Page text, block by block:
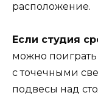
расположение.
Если студия
можно
с точечными
подвесы над